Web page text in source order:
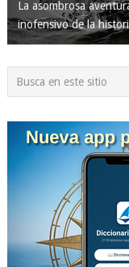
La asombrosa
inofensivo de la